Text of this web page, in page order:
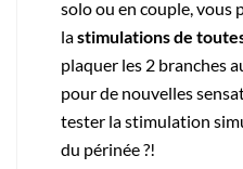
solo ou en couple, vous
lastimulations de
plaquer les 2 branches
pour de nouvelles
tester la stimulation
du périnée ?!